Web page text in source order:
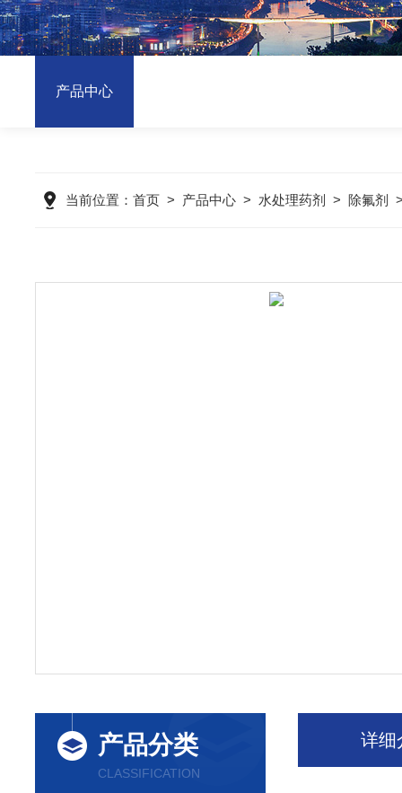
产品中心
当前位置： 首页 > 产品中心 > 水处理药剂 > 除氟剂
产品分类
CLASSIFICATION
详细